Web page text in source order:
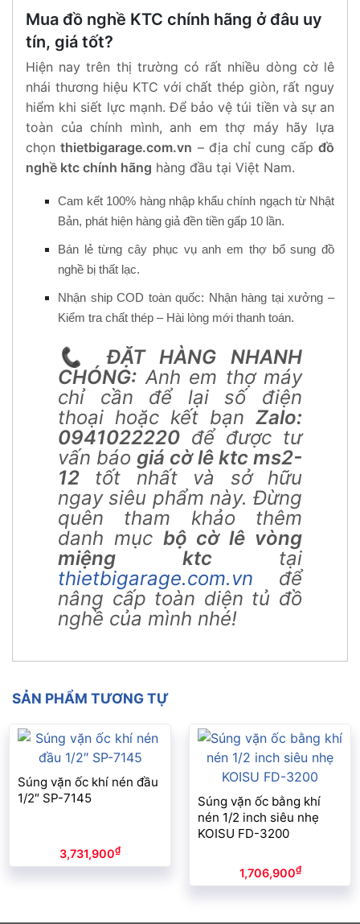
Mua đồ nghề KTC chính hãng ở đâu uy
tín, giá tốt?
Hiện nay trên thị trường có rất nhiều dòng cờ lê
nhái thương hiệu KTC với chất thép giòn, rất nguy
hiểm khi siết lực mạnh. Để bảo vệ túi tiền và sự an
toàn của chính mình, anh em thợ máy hãy lựa
chọnthietbigarage.com.vn – địa chỉ cung cấpđồ
nghề ktc chính hãng hàng đầu tại Việt Nam.
Cam kết 100% hàng nhập khẩu chính ngạch từ Nhật
Bản, phát hiện hàng giả đền tiền gấp 10 lần.
Bán lẻ từng cây phục vụ anh em thợ bổ sung đồ
nghề bị thất lạc.
Nhận ship COD toàn quốc: Nhận hàng tại xưởng –
Kiểm tra chất thép – Hài lòng mới thanh toán.
📞ĐẶT HÀNG NHANH
CHÓNG: Anh em thợ máy
chỉ cần để lại số điện
thoại hoặc kết bạn Zalo:
0941022220 để được tư
vấn báo giá cờ lê ktc ms2-
12 tốt nhất và sở hữu
ngay siêu phẩm này. Đừng
quên tham khảo thêm
danh mục bộ cờ lê vòng
miệng ktctại
thietbigarage.com.vn để
nâng cấp toàn diện tủ đồ
nghề của mình nhé!
SẢN PHẨM TƯƠNG TỰ
Súng vặn ốc khí nén đầu
1/2″ SP-7145
3,731,900₫
Súng vặn ốc bằng khí
nén 1/2 inch siêu nhẹ
KOISU FD-3200
1,706,900₫